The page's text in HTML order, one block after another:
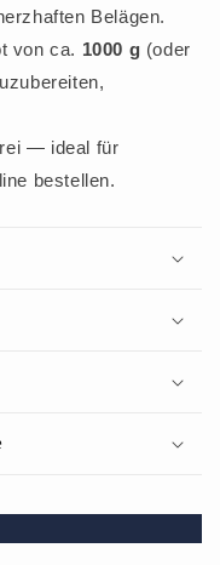
Belägen.
von ca. 1000 g (oder
— ideal für
bestellen.